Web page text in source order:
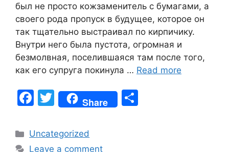
был не просто кожзаменитель с бумагами, а
своего рода пропуск в будущее, которое он
так тщательно выстраивал по кирпичику.
Внутри него была пустота, огромная и
безмолвная, поселившаяся там после того,
как его супруга покинула … Read more
F
c
e
T
w
itt
er
Share
Categories
Uncategorized
Leave a comment